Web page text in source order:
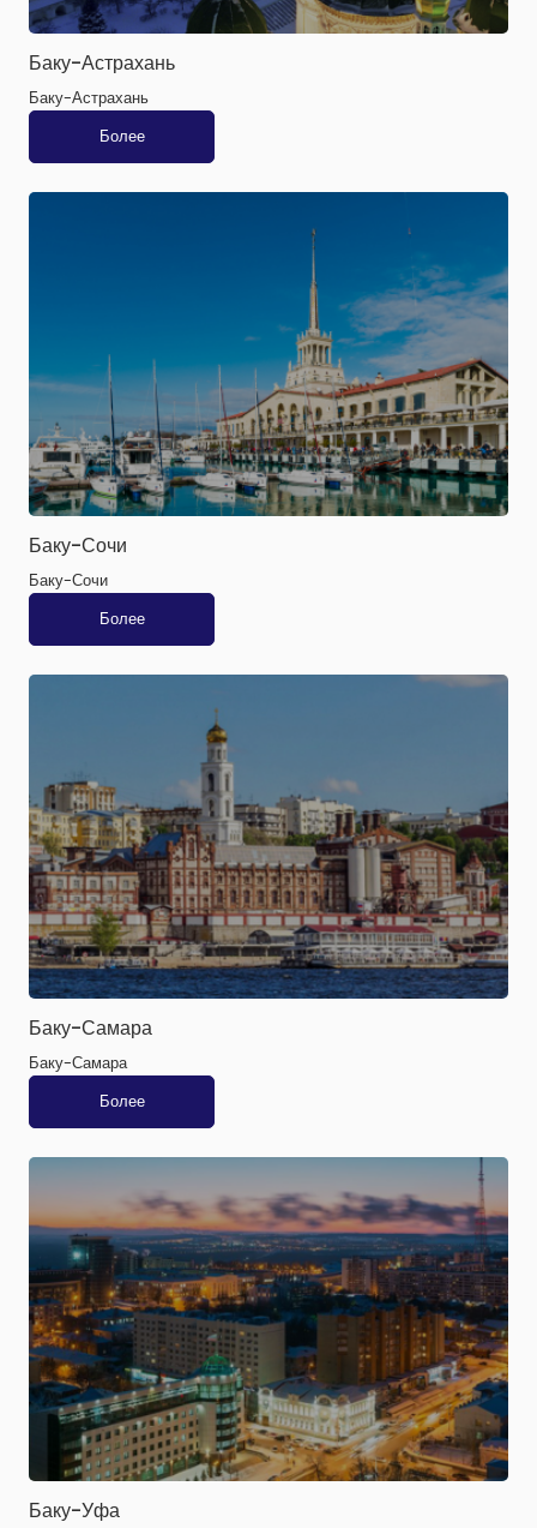
Баку-Астрахань
Баку-Астрахань
Более
Баку-Сочи
Баку-Сочи
Более
Баку-Самара
Баку-Самара
Более
Баку-Уфа